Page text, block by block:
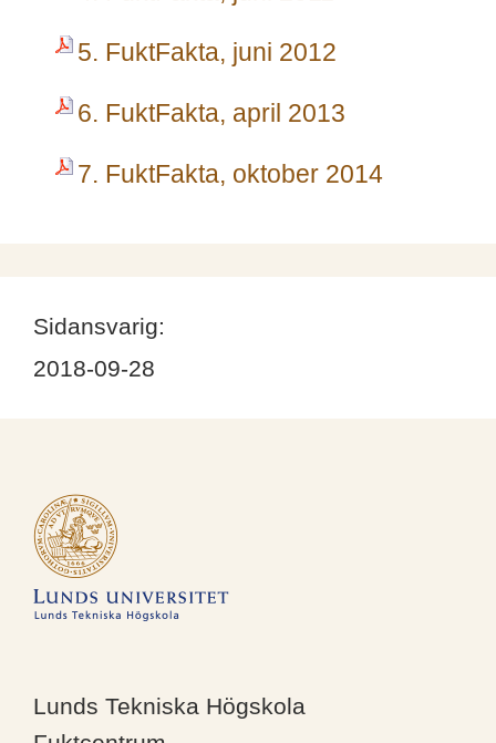
5. FuktFakta, juni 2012
6. FuktFakta, april 2013
7. FuktFakta, oktober 2014
Sidansvarig:
2018-09-28
Lunds Tekniska Högskola